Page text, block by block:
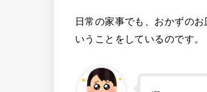
日常の家事でも、おかずの
いうことをしているのです。